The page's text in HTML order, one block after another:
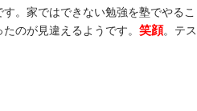
。家ではできない勉強を塾でやるこ
のが見違えるようです。笑顔。テス